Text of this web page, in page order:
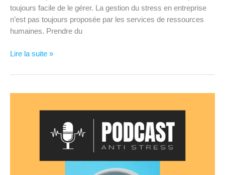
toujours facile de le gérer. La gestion du stress en entreprise
n’est pas toujours proposée par les services de ressources
humaines. Prendre du
5
de
Lire la suite »